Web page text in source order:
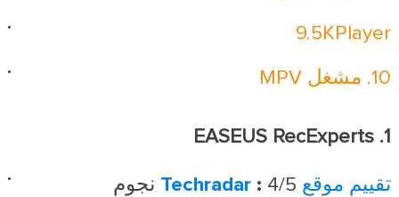
9.5KPlayer
10. مشغل MPV
1. EASEUS RecExperts
تقييم موقع Techradar : 4/5 نجوم